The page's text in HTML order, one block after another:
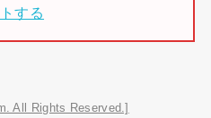
する
All Rights Reserved.]